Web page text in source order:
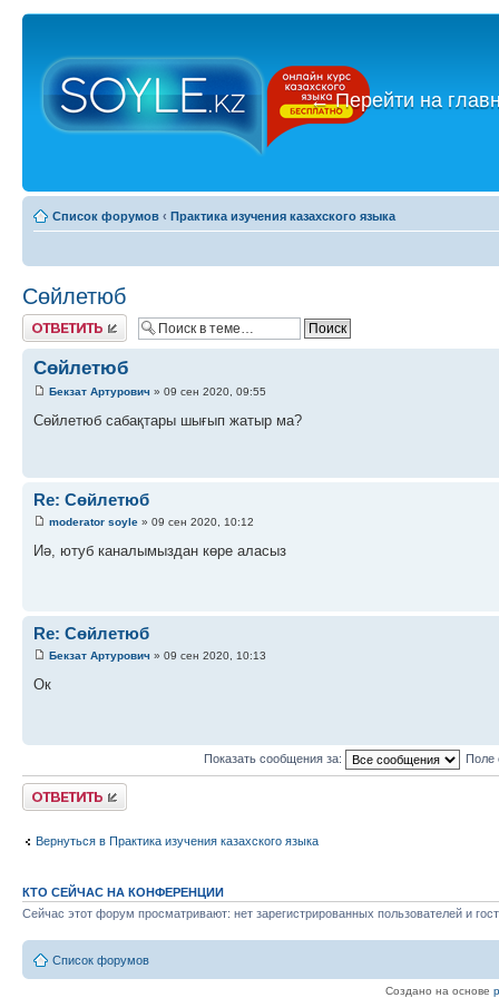
←Перейти на
Список форумов ‹ Практика изучения казахского языка
Сөйлетюб
Ответить
Сөйлетюб
Бекзат Артурович » 09 сен 2020, 09:55
Сөйлетюб сабақтары шығып жатыр ма?
Re: Сөйлетюб
moderator soyle » 09 сен 2020, 10:12
Иә, ютуб каналымыздан көре аласыз
Re: Сөйлетюб
Бекзат Артурович » 09 сен 2020, 10:13
Ок
Показать сообщения за: Поле
Ответить
Вернуться в Практика изучения казахского языка
КТО СЕЙЧАС НА КОНФЕРЕНЦИИ
Сейчас этот форум просматривают: нет зарегистрированных пользователей и
Список форумов
Создано на основе